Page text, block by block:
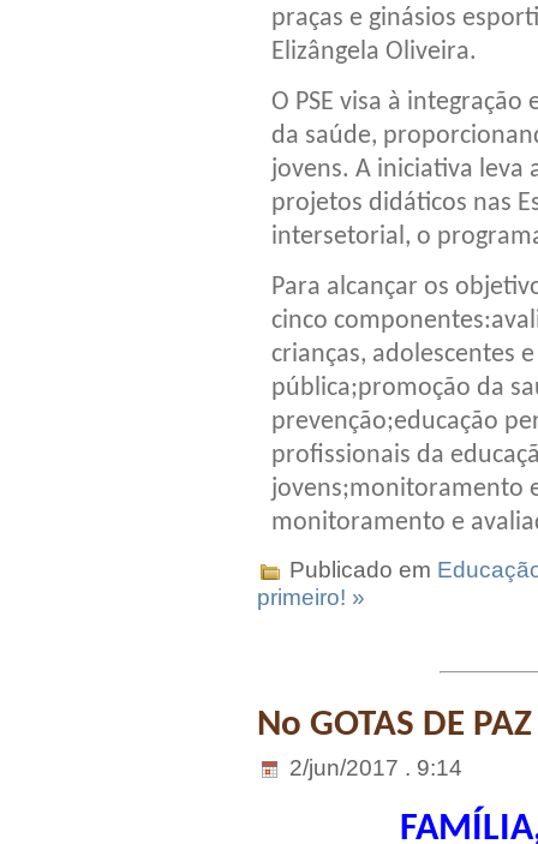
praças e ginásios
Elizângela Oliveira.
O PSE visa à
da saúde,
jovens. A iniciativa leva
projetos didáticos nas
intersetorial, o
Para alcançar os
cinco
crianças, adolescentes
pública;promoção da
prevenção;educação
profissionais da
jovens;monitoramento
monitoramento e
Publicado em
primeiro! »
No GOTAS DE PAZ
2/jun/2017 . 9:14